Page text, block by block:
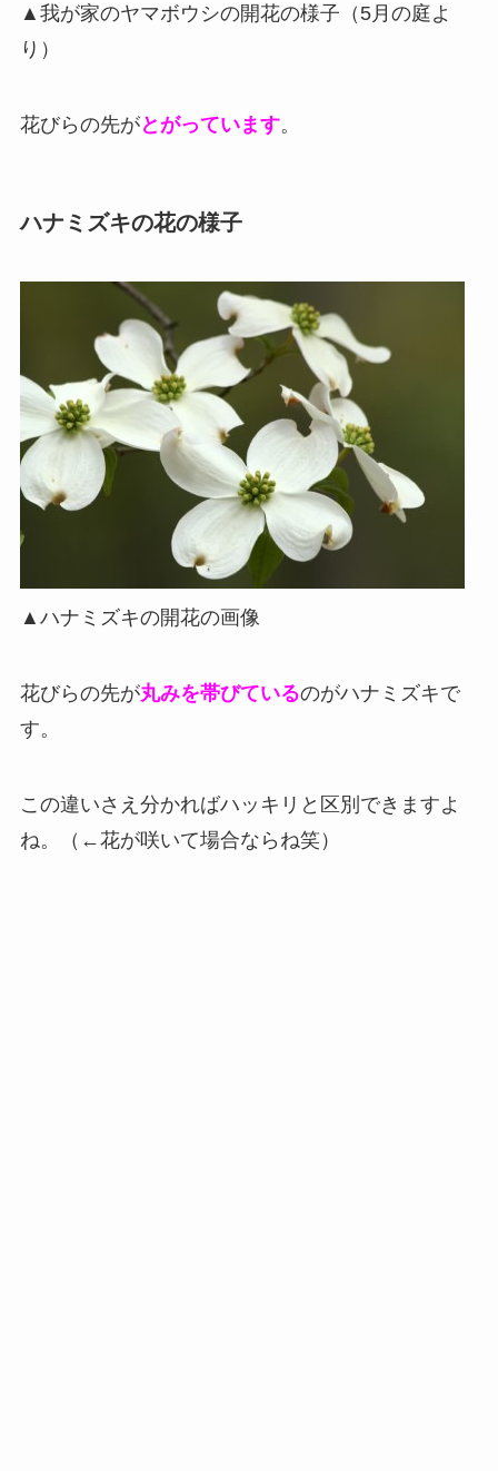
▲我が家のヤマボウシの開花の様子（5月の庭よ
り）
花びらの先がとがっています。
ハナミズキの花の様子
▲ハナミズキの開花の画像
花びらの先が丸みを帯びているのがハナミズキで
す。
この違いさえ分かればハッキリと区別できますよ
ね。（←花が咲いて場合ならね笑）